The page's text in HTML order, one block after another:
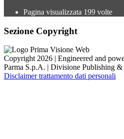
Pagina visualizzata 199 volte
Sezione Copyright
Copyright 2026 | Engineered and
Parma S.p.A. | Divisione Publishing
Disclaimer trattamento dati personali